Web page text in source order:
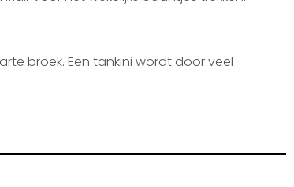
broek. Een tankini wordt door veel